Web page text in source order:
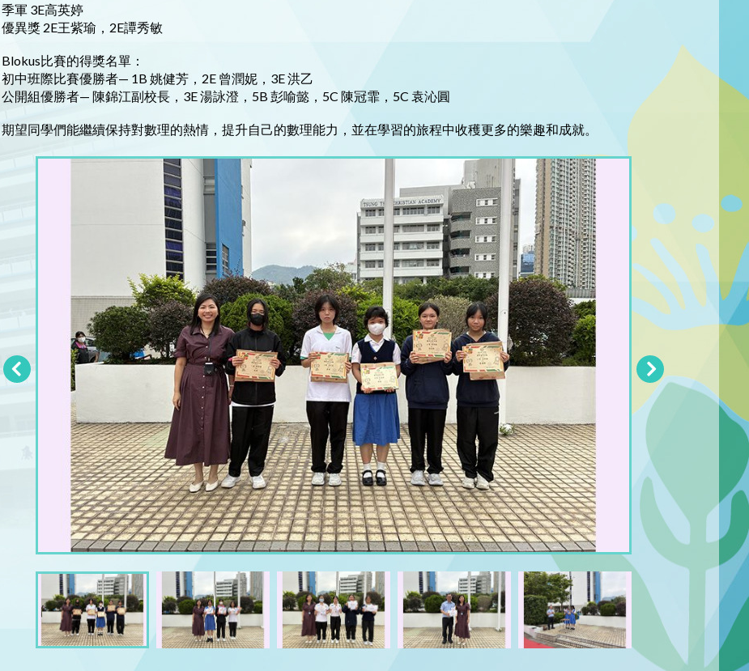
季軍 3E高英婷
優異獎 2E王紫瑜，2E譚秀敏
Blokus比賽的得獎名單：
初中班際比賽優勝者— 1B 姚健芳，2E 曾潤妮，3E 洪乙
公開組優勝者— 陳錦江副校長，3E 湯詠澄，5B 彭喻懿，5C 陳冠霏，5C 袁沁圓
期望同學們能繼續保持對數理的熱情，提升自己的數理能力，並在學習的旅程中收穫更多的樂趣和成就。